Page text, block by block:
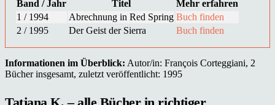
Band / Jahr Titel
Mehr erfahren
1 / 1994
Abrechnung in Red Spring Buch finden
2 / 1995
Der Geist der Sierra Buch finden
Informationen im Überblick: Autor/in: François Corteggiani, 2
Bücher insgesamt, zuletzt veröffentlicht: 1995